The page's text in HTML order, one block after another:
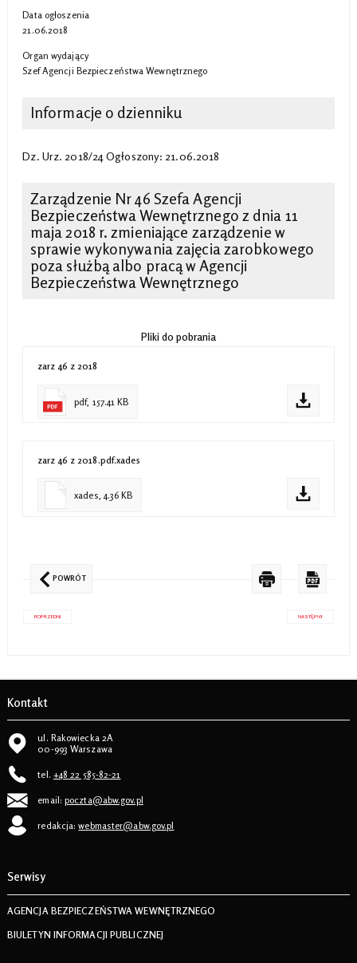
Data ogłoszenia
21.06.2018
Organ wydający
Szef Agencji Bezpieczeństwa Wewnętrznego
Informacje o dzienniku
Dz. Urz. 2018/24 Ogłoszony: 21.06.2018
Zarządzenie Nr 46 Szefa Agencji
Bezpieczeństwa Wewnętrznego z dnia 11
maja 2018 r. zmieniające zarządzenie w
sprawie wykonywania zajęcia zarobkowego
poza służbą albo pracą w Agencji
Bezpieczeństwa Wewnętrznego
Pliki do pobrania
zarz 46 z 2018
pdf, 157.41 KB
zarz 46 z 2018.pdf.xades
xades, 4.36 KB
POWRÓT
POPRZEDNI NASTĘPNY
Kontakt
ul. Rakowiecka 2A
00-993 Warszawa
tel. +48 22 585-82-21
email:poczta@abw.gov.pl
redakcja:webmaster@abw.gov.pl
Serwisy
AGENCJA BEZPIECZEŃSTWA WEWNĘTRZNEGO
BIULETYN INFORMACJI PUBLICZNEJ